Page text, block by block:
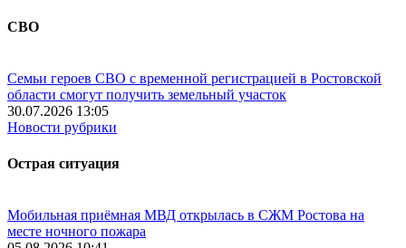
СВО
Семьи героев СВО с временной регистрацией в Ростовской
области смогут получить земельный участок
30.07.2026 13:05
Новости рубрики
Острая ситуация
Мобильная приёмная МВД открылась в СЖМ Ростова на
месте ночного пожара